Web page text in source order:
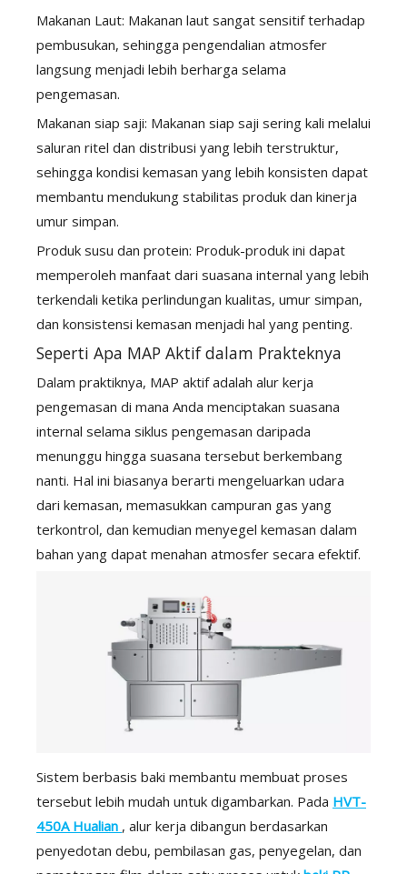
Makanan Laut: Makanan laut sangat sensitif terhadap
pembusukan, sehingga pengendalian atmosfer
langsung menjadi lebih berharga selama
pengemasan.
Makanan siap saji: Makanan siap saji sering kali melalui
saluran ritel dan distribusi yang lebih terstruktur,
sehingga kondisi kemasan yang lebih konsisten dapat
membantu mendukung stabilitas produk dan kinerja
umur simpan.
Produk susu dan protein: Produk-produk ini dapat
memperoleh manfaat dari suasana internal yang lebih
terkendali ketika perlindungan kualitas, umur simpan,
dan konsistensi kemasan menjadi hal yang penting.
Seperti Apa MAP Aktif dalam Prakteknya
Dalam praktiknya, MAP aktif adalah alur kerja
pengemasan di mana Anda menciptakan suasana
internal selama siklus pengemasan daripada
menunggu hingga suasana tersebut berkembang
nanti. Hal ini biasanya berarti mengeluarkan udara
dari kemasan, memasukkan campuran gas yang
terkontrol, dan kemudian menyegel kemasan dalam
bahan yang dapat menahan atmosfer secara efektif.
Sistem berbasis baki membantu membuat proses
tersebut lebih mudah untuk digambarkan. Pada HVT-
450A Hualian , alur kerja dibangun berdasarkan
penyedotan debu, pembilasan gas, penyegelan, dan